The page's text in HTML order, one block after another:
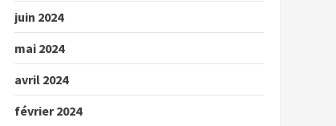
juin 2024
mai 2024
avril 2024
février 2024